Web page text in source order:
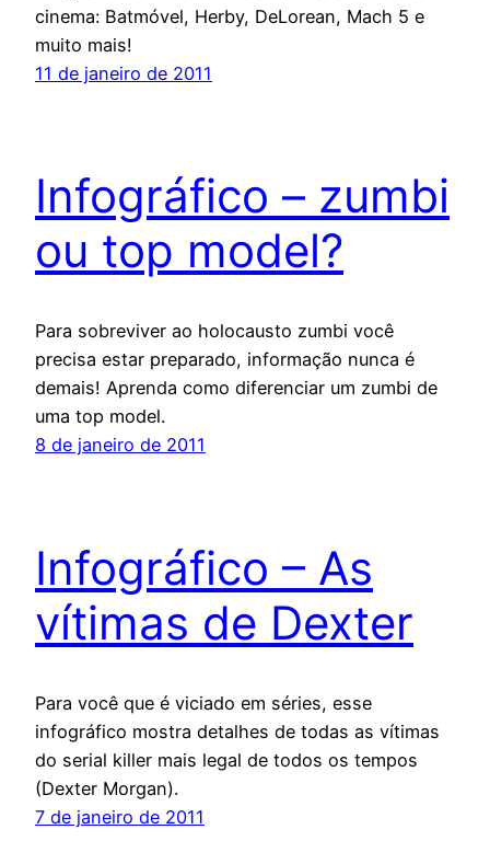
cinema: Batmóvel, Herby, DeLorean, Mach 5 e
muito mais!
11 de janeiro de 2011
Infográfico – zumbi
ou top model?
Para sobreviver ao holocausto zumbi você
precisa estar preparado, informação nunca é
demais! Aprenda como diferenciar um zumbi de
uma top model.
8 de janeiro de 2011
Infográfico – As
vítimas de Dexter
Para você que é viciado em séries, esse
infográfico mostra detalhes de todas as vítimas
do serial killer mais legal de todos os tempos
(Dexter Morgan).
7 de janeiro de 2011